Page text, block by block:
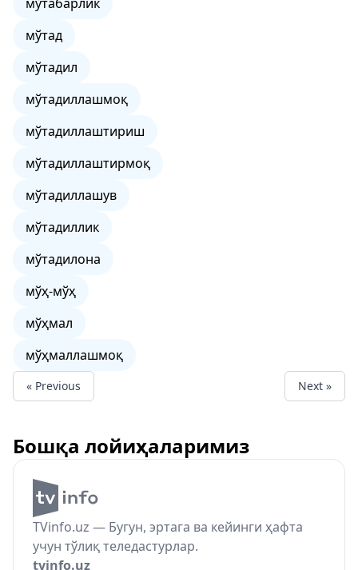
мўтад
мўтадил
мўтадиллашмоқ
мўтадиллаштириш
мўтадиллаштирмоқ
мўтадиллашув
мўтадиллик
мўтадилона
мўҳ-мўҳ
мўҳмал
мўҳмаллашмоқ
« Previous Next »
Бошқа лойиҳаларимиз
TVinfo.uz — Бугун, эртага ва кейинги ҳафта
учун тўлиқ теледастурлар.
tvinfo.uz